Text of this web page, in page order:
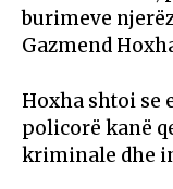
burimeve
Gazmend
Hoxha shtoi se
policorë kanë
kriminale dhe